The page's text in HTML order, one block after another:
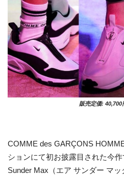
販売定価: 40,700
COMME des GARÇONS
ションにて初お披露目された今
Sunder Max（エア サンダー マ